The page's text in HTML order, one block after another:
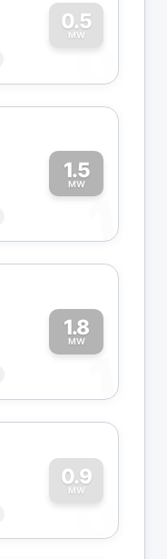
0.5
MW
0
1.5
MW
1
1.8
MW
1
0.9
MW
0